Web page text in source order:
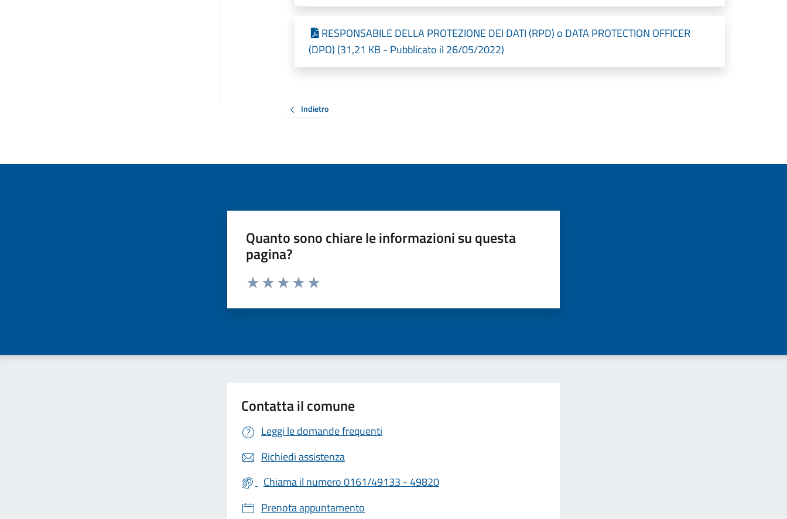
RESPONSABILE DELLA PROTEZIONE DEI DATI (RPD) o DATA PROTECTION OFFICER
(DPO) (31,21 KB - Pubblicato il 26/05/2022)
Indietro
Quanto sono chiare le informazioni su questa
pagina?
Valuta da 1 a 5 stelle la pagina
Contatta il comune
Leggi le domande frequenti
Richiedi assistenza
Chiama il numero 0161/49133 - 49820
Prenota appuntamento